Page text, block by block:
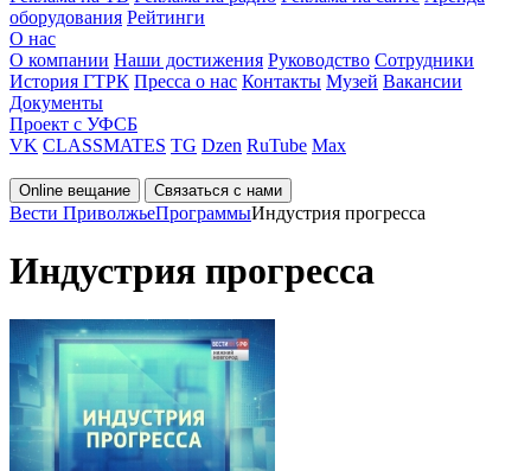
оборудования Рейтинги
О нас
О компании Наши достижения Руководство Сотрудники
История ГТРК Пресса о нас Контакты Музей Вакансии
Документы
Проект с УФСБ
VK CLASSMATES TG Dzen RuTube Max
Online вещание Связаться с нами
Вести ПриволжьеПрограммыИндустрия прогресса
Индустрия прогресса